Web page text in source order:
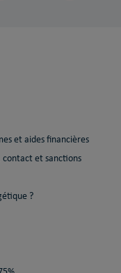
et aides financières
contact et sanctions
?